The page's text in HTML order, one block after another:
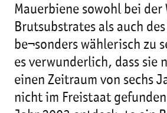
Mauerbiene sowohl bei der
Brutsubstrates als auch
be¬sonders wählerisch zu
es verwunderlich, dass sie
einen Zeitraum von sechs
nicht im Freistaat